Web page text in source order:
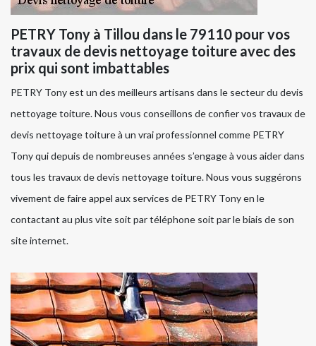
PETRY Tony à Tillou dans le 79110 pour vos
travaux de devis nettoyage toiture avec des
prix qui sont imbattables
PETRY Tony est un des meilleurs artisans dans le secteur du devis
nettoyage toiture. Nous vous conseillons de confier vos travaux de
devis nettoyage toiture à un vrai professionnel comme PETRY
Tony qui depuis de nombreuses années s’engage à vous aider dans
tous les travaux de devis nettoyage toiture. Nous vous suggérons
vivement de faire appel aux services de PETRY Tony en le
contactant au plus vite soit par téléphone soit par le biais de son
site internet.